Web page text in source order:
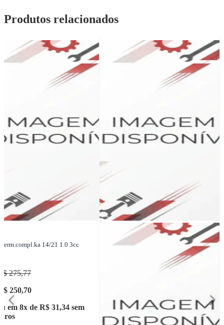
Produtos relacionados
14/21 1.0 3cc
275,77
250,70
em 8x de R$ 31,34 sem